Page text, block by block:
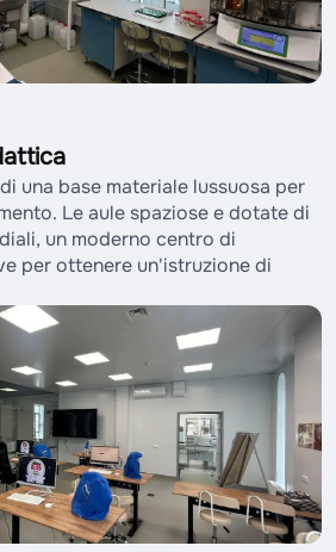
una base materiale lussuosa per
Le aule spaziose e dotate di
un moderno centro di
per ottenere un'istruzione di